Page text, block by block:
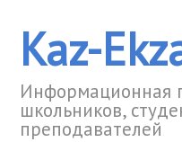
Kaz-
Информационная
школьников,
преподавателей